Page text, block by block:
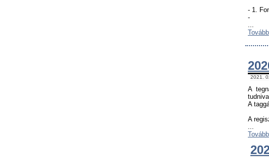
- 1.
-
...
Tovább
2021.
A
A
A
...
Tovább